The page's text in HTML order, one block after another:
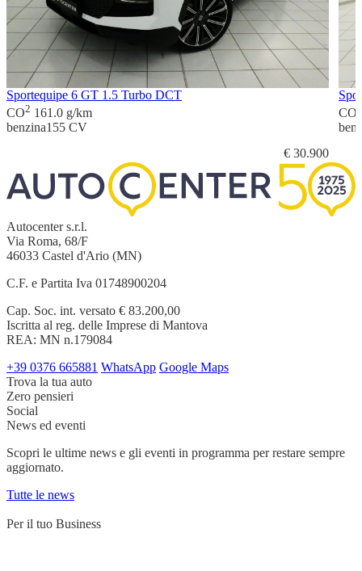
Sportequipe 6 GT 1.5 Turbo DCT
CO2 161.0 g/km
benzina155 CV
€ 30.900
CO
Autocenter s.r.l.
Via Roma, 68/F
46033 Castel d'Ario (MN)
C.F. e Partita Iva 01748900204
Cap. Soc. int. versato € 83.200,00
Iscritta al reg. delle Imprese di Mantova
REA: MN n.179084
+39 0376 665881 WhatsApp Google Maps
Trova la tua auto
Zero pensieri
Social
News ed eventi
Scopri le ultime news e gli eventi in programma per restare sempre
aggiornato.
Tutte le news
Per il tuo Business